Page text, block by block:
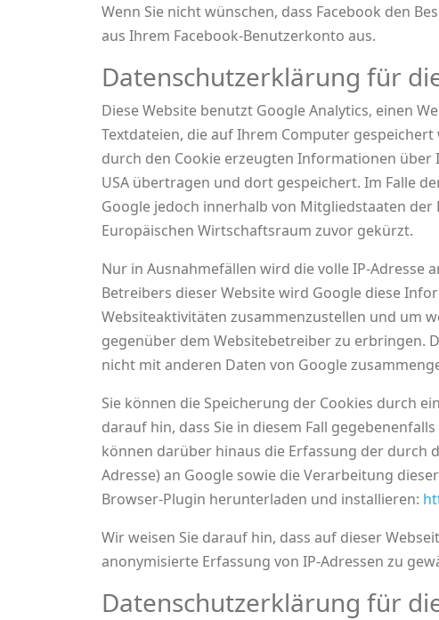
Wenn Sie nicht wünschen, dass Facebook den
aus Ihrem Facebook-Benutzerkonto aus.
Datenschutzerklärung für
Diese Website benutzt Google Analytics, einen
Textdateien, die auf Ihrem Computer
durch den Cookie erzeugten Informationen über
USA übertragen und dort gespeichert. Im Falle
Google jedoch innerhalb von Mitgliedstaaten
Europäischen Wirtschaftsraum zuvor gekürzt.
Nur in Ausnahmefällen wird die volle IP-Adresse
Betreibers dieser Website wird Google diese
Websiteaktivitäten zusammenzustellen und um
gegenüber dem Websitebetreiber zu erbringen.
nicht mit anderen Daten von Google
Sie können die Speicherung der Cookies durch
darauf hin, dass Sie in diesem Fall
können darüber hinaus die Erfassung der durch
Adresse) an Google sowie die Verarbeitung
Browser-Plugin herunterladen und installieren:
Wir weisen Sie darauf hin, dass auf dieser
anonymisierte Erfassung von IP-Adressen zu
Datenschutzerklärung für